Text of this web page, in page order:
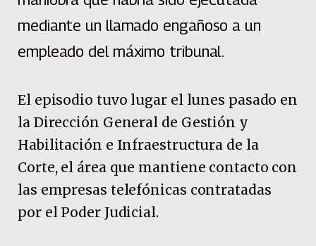
mediante un llamado engañoso a un
empleado del máximo tribunal.
El episodio tuvo lugar el lunes pasado en
la Dirección General de Gestión y
Habilitación e Infraestructura de la
Corte, el área que mantiene contacto con
las empresas telefónicas contratadas
por el Poder Judicial.